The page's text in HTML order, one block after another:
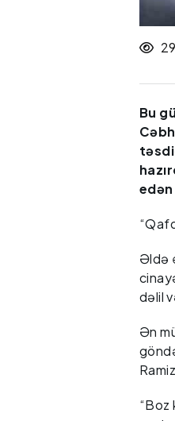
Bu
Əldə
dəlil
Ən
“Boz